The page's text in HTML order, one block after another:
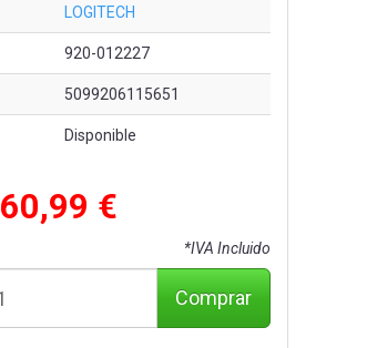
LOGITECH
920-012227
5099206115651
Disponible
60,99 €
*IVA Incluido
Comprar